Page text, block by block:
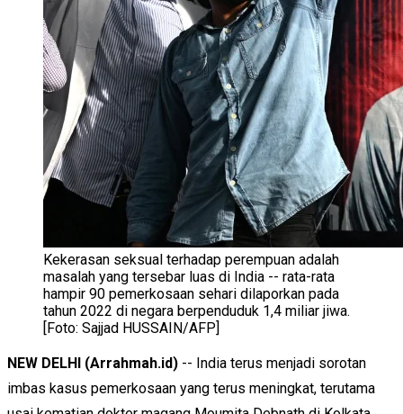
Kekerasan seksual terhadap perempuan adalah
masalah yang tersebar luas di India -- rata-rata
hampir 90 pemerkosaan sehari dilaporkan pada
tahun 2022 di negara berpenduduk 1,4 miliar jiwa.
[Foto: Sajjad HUSSAIN/AFP]
NEW DELHI (Arrahmah.id) -- India terus menjadi sorotan
imbas kasus pemerkosaan yang terus meningkat, terutama